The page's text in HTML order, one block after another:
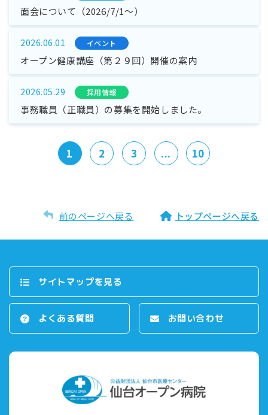
面会について（2026/7/1～）
2026.06.01 イベント
オープン健康講座（第２９回）開催の案内
2026.05.29 採⽤情報
事務職員（正職員）の募集を開始しました。
1 2 3 ... 10
前のページへ戻る トップページへ戻る
サイトマップを⾒る
よくある質問 お問い合わせ